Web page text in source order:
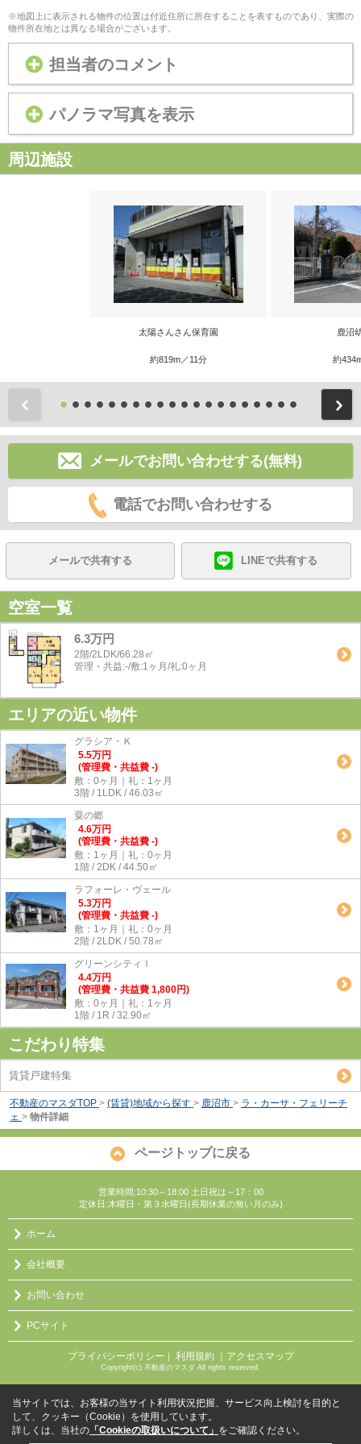
※地図上に表示される物件の位置は付近住所に所在することを表すものであり、実際の
物件所在地とは異なる場合がございます。
担当者のコメント
パノラマ写真を表示
周辺施設
太陽さんさん保育園
約819m／11分
鹿沼
約
メールでお問い合わせする(無料)
電話でお問い合わせする
メールで共有する LINEで共有する
空室一覧
6.3万円
2階/2LDK/66.28㎡
管理・共益:-/敷:1ヶ月/礼:0ヶ月
エリアの近い物件
グラシア・Ｋ
5.5万円
(管理費・共益費 -)
敷：0ヶ月｜礼：1ヶ月
3階 / 1LDK / 46.03㎡
粟の郷
4.6万円
(管理費・共益費 -)
敷：1ヶ月｜礼：0ヶ月
1階 / 2DK / 44.50㎡
ラフォーレ・ヴェール
5.3万円
(管理費・共益費 -)
敷：1ヶ月｜礼：0ヶ月
2階 / 2LDK / 50.78㎡
グリーンシティⅠ
4.4万円
(管理費・共益費 1,800円)
敷：0ヶ月｜礼：1ヶ月
1階 / 1R / 32.90㎡
こだわり特集
賃貸戸建特集
不動産のマスダTOP > (賃貸)地域から探す > 鹿沼市 > ラ・カーサ・フェリーチ
ェ > 物件詳細
ページトップに戻る
営業時間:10:30～18:00 土日祝は～17：00
定休日:木曜日・第３水曜日(長期休業の無い月のみ)
ホーム
会社概要
お問い合わせ
PCサイト
プライバシーポリシー ｜ 利用規約 ｜アクセスマップ
Copyright(c) 不動産のマスダ All rights reserved.
当サイトでは、お客様の当サイト利用状況把握、サービス向上検討を目的と
して、クッキー（Cookie）を使用しています。
詳しくは、当社の 「Cookieの取扱いについて」 をご確認ください。